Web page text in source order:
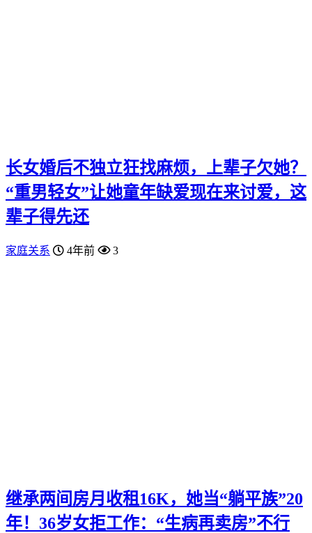
长女婚后不独立狂找麻烦，上辈子欠她？
“重男轻女”让她童年缺爱现在来讨爱，这
辈子得先还
家庭关系 4年前 3
继承两间房月收租16K，她当“躺平族”20
年！36岁女拒工作：“生病再卖房”不行